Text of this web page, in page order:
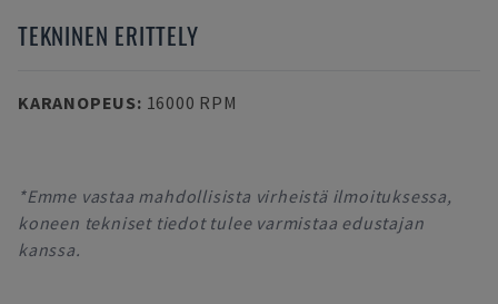
TEKNINEN ERITTELY
KARANOPEUS: 16000 RPM
*Emme vastaa mahdollisista virheistä ilmoituksessa,
koneen tekniset tiedot tulee varmistaa edustajan
kanssa.